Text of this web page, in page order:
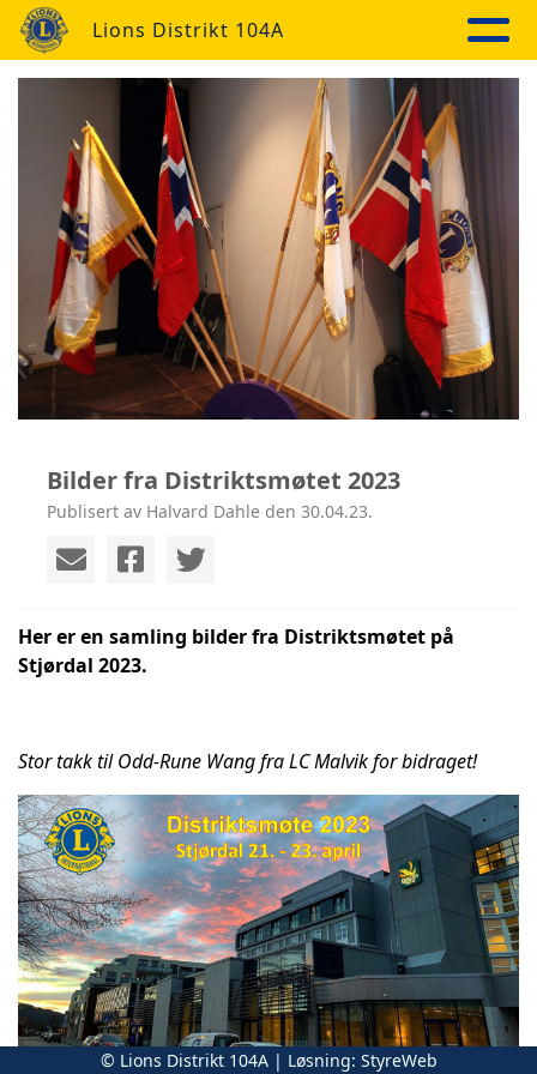
Lions Distrikt 104A
Bilder fra Distriktsmøtet 2023
Publisert av Halvard Dahle den 30.04.23.
Her er en samling bilder fra Distriktsmøtet på
Stjørdal 2023.
Stor takk til Odd-Rune Wang fra LC Malvik for bidraget!
© Lions Distrikt 104A | Løsning: StyreWeb